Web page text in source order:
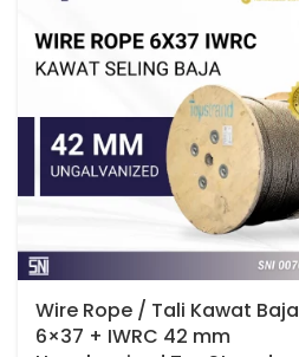
Wire Rope / Tali Kawat Baja
6×37 + IWRC 42 mm